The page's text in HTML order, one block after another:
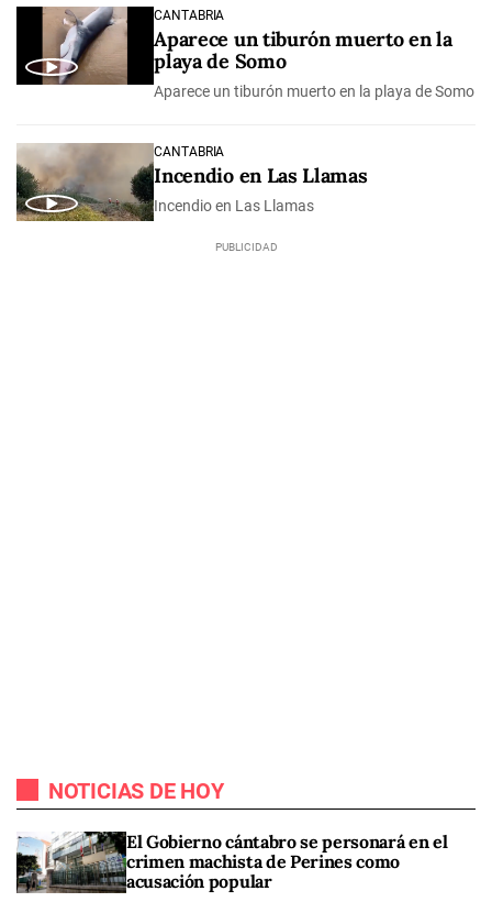
CANTABRIA
Aparece un tiburón muerto en la
playa de Somo
Aparece un tiburón muerto en la playa de Somo
CANTABRIA
Incendio en Las Llamas
Incendio en Las Llamas
NOTICIAS DE HOY
El Gobierno cántabro se personará en el
crimen machista de Perines como
acusación popular